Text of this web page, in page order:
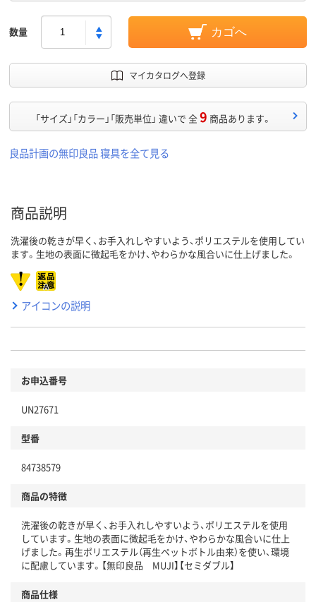
数量 カゴへ
マイカタログへ登録
「サイズ」「カラー」「販売単位」 違いで 全9 商品あります。
良品計画の無印良品 寝具を全て見る
商品説明
洗濯後の乾きが早く、お手入れしやすいよう、ポリエステルを使用してい
ます。生地の表面に微起毛をかけ、やわらかな風合いに仕上げました。
アイコンの説明
お申込番号
UN27671
型番
84738579
商品の特徴
洗濯後の乾きが早く、お手入れしやすいよう、ポリエステルを使用
しています。生地の表面に微起毛をかけ、やわらかな風合いに仕上
げました。再生ポリエステル（再生ペットボトル由来）を使い、環境
に配慮しています。【無印良品 MUJI】【セミダブル】
商品仕様